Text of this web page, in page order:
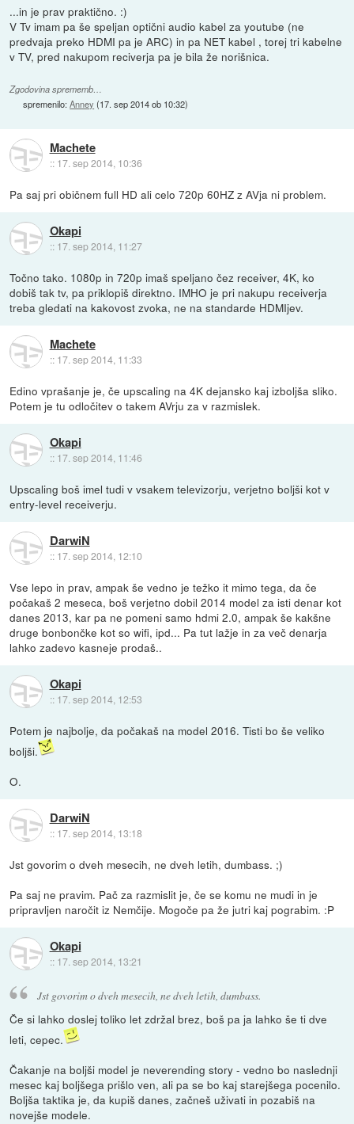
...in je prav praktično. :)
V Tv imam pa še speljan optični audio kabel za youtube (ne
predvaja preko HDMI pa je ARC) in pa NET kabel , torej tri kabelne
v TV, pred nakupom reciverja pa je bila že norišnica.
Zgodovina sprememb…
spremenilo:Anney (17. sep 2014 ob 10:32)
Machete
:: 17. sep 2014, 10:36
Pa saj pri običnem full HD ali celo 720p 60HZ z AVja ni problem.
Okapi
:: 17. sep 2014, 11:27
Točno tako. 1080p in 720p imaš speljano čez receiver, 4K, ko
dobiš tak tv, pa priklopiš direktno. IMHO je pri nakupu receiverja
treba gledati na kakovost zvoka, ne na standarde HDMIjev.
Machete
:: 17. sep 2014, 11:33
Edino vprašanje je, če upscaling na 4K dejansko kaj izboljša sliko.
Potem je tu odločitev o takem AVrju za v razmislek.
Okapi
:: 17. sep 2014, 11:46
Upscaling boš imel tudi v vsakem televizorju, verjetno boljši kot v
entry-level receiverju.
DarwiN
:: 17. sep 2014, 12:10
Vse lepo in prav, ampak še vedno je težko it mimo tega, da če
počakaš 2 meseca, boš verjetno dobil 2014 model za isti denar kot
danes 2013, kar pa ne pomeni samo hdmi 2.0, ampak še kakšne
druge bonbončke kot so wifi, ipd... Pa tut lažje in za več denarja
lahko zadevo kasneje prodaš..
Okapi
:: 17. sep 2014, 12:53
Potem je najbolje, da počakaš na model 2016. Tisti bo še veliko
boljši.
O.
DarwiN
:: 17. sep 2014, 13:18
Jst govorim o dveh mesecih, ne dveh letih, dumbass. ;)
Pa saj ne pravim. Pač za razmislit je, če se komu ne mudi in je
pripravljen naročit iz Nemčije. Mogoče pa že jutri kaj pograbim. :P
Okapi
:: 17. sep 2014, 13:21
Jst govorim o dveh mesecih, ne dveh letih, dumbass.
Če si lahko doslej toliko let zdržal brez, boš pa ja lahko še ti dve
leti, cepec.
Čakanje na boljši model je neverending story - vedno bo naslednji
mesec kaj boljšega prišlo ven, ali pa se bo kaj starejšega pocenilo.
Boljša taktika je, da kupiš danes, začneš uživati in pozabiš na
novejše modele.